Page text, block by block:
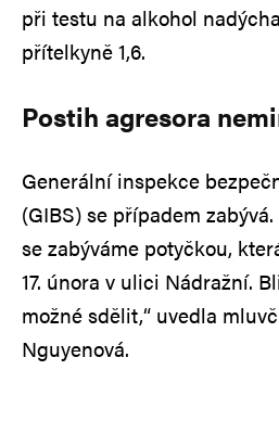
při testu na alkohol
přítelkyně 1,6.
Postih agresora
Generální inspekce
(GIBS) se případem
se zabýváme potyčkou,
17. února v ulici Nádražní.
možné sdělit,“ uvedla
Nguyenová.